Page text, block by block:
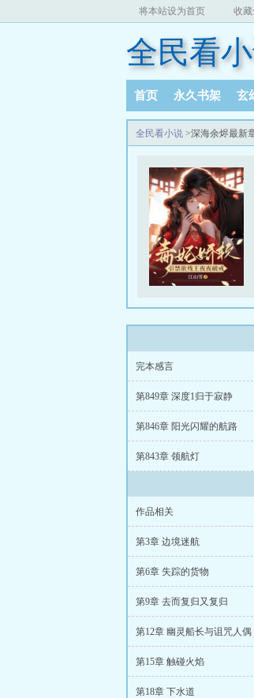
将本站设为首页 收
全民看
首页 永久书架 玄
全民看小说 >深海余烬最新
完本感言
第849章 深度1归于寂静
第846章 阳光闪耀的航路
第843章 领航灯
作品相关
第3章 边境迷航
第6章 失踪的货物
第9章 去而复归又复归
第12章 幽灵船长与诅咒人偶
第15章 触碰火焰
第18章 下水道